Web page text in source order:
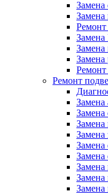
Замена
Ремонт
Замена
Замена
Ремонт
Ремонт
Замена
Замена
Замена
Замена
Замена
Замена
Замена